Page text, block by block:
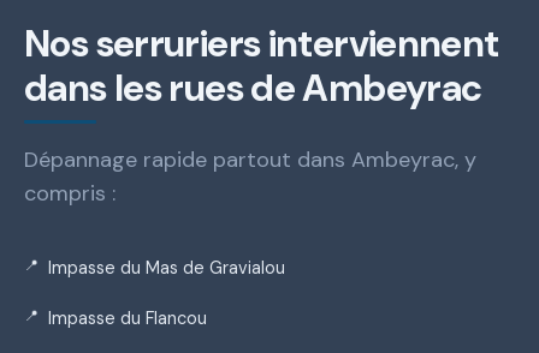
Nos serruriers interviennent
dans les rues de Ambeyrac
Dépannage rapide partout dans Ambeyrac, y
compris :
Impasse du Mas de Gravialou
Impasse du Flancou